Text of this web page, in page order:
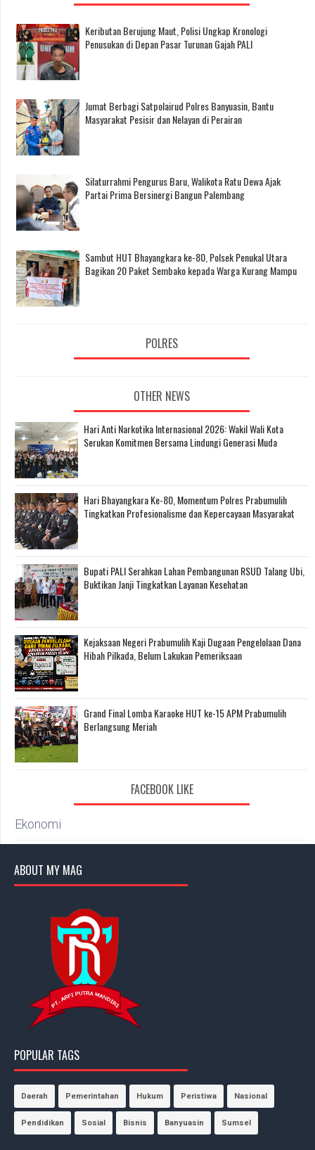
Keributan Berujung Maut, Polisi Ungkap Kronologi
Penusukan di Depan Pasar Turunan Gajah PALI
Jumat Berbagi Satpolairud Polres Banyuasin, Bantu
Masyarakat Pesisir dan Nelayan di Perairan
Silaturrahmi Pengurus Baru, Walikota Ratu Dewa Ajak
Partai Prima Bersinergi Bangun Palembang
Sambut HUT Bhayangkara ke-80, Polsek Penukal Utara
Bagikan 20 Paket Sembako kepada Warga Kurang Mampu
POLRES
OTHER NEWS
Hari Anti Narkotika Internasional 2026: Wakil Wali Kota
Serukan Komitmen Bersama Lindungi Generasi Muda
Hari Bhayangkara Ke-80, Momentum Polres Prabumulih
Tingkatkan Profesionalisme dan Kepercayaan Masyarakat
Bupati PALI Serahkan Lahan Pembangunan RSUD Talang Ubi,
Buktikan Janji Tingkatkan Layanan Kesehatan
Kejaksaan Negeri Prabumulih Kaji Dugaan Pengelolaan Dana
Hibah Pilkada, Belum Lakukan Pemeriksaan
Grand Final Lomba Karaoke HUT ke-15 APM Prabumulih
Berlangsung Meriah
FACEBOOK LIKE
Ekonomi
ABOUT MY MAG
POPULAR TAGS
Daerah Pemerintahan Hukum Peristiwa Nasional
Pendidikan Sosial Bisnis Banyuasin Sumsel